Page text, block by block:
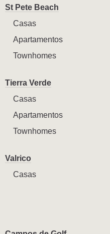
St Pete Beach
Casas
Apartamentos
Townhomes
Tierra Verde
Casas
Apartamentos
Townhomes
Valrico
Casas